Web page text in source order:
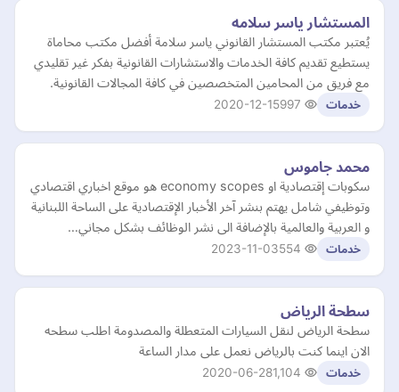
المستشار ياسر سلامه
يُعتبر مكتب المستشار القانوني ياسر سلامة أفضل مكتب محاماة
يستطيع تقديم كافة الخدمات والاستشارات القانونية بفكر غير تقليدي
مع فريق من المحامين المتخصصين في كافة المجالات القانونية.
خدمات 2020-12-15
محمد جاموس
سكوبات إقتصادية او economy scopes هو موقع اخباري اقتصادي
وتوظيفي شامل يهتم بنشر آخر الأخبار الإقتصادية على الساحة اللبنانية
و العربية والعالمية بالإضافة الى نشر الوظائف بشكل مجاني…
خدمات 2023-11-03
سطحة الرياض
سطحة الرياض لنقل السيارات المتعطلة والمصدومة اطلب سطحه
الان اينما كنت بالرياض نعمل على مدار الساعة
خدمات 2020-06-28